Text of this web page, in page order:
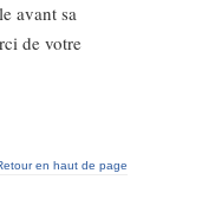
avant sa
de votre
en haut de page